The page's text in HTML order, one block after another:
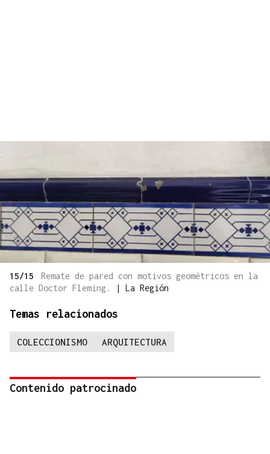
15/15
Remate de pared con motivos geométricos en la
calle Doctor Fleming.
| La Región
Temas relacionados
COLECCIONISMO ARQUITECTURA
Contenido patrocinado